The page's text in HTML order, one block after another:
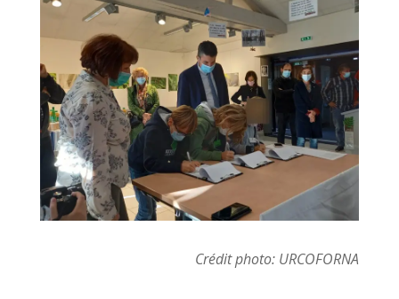
Crédit photo: URCOFORNA